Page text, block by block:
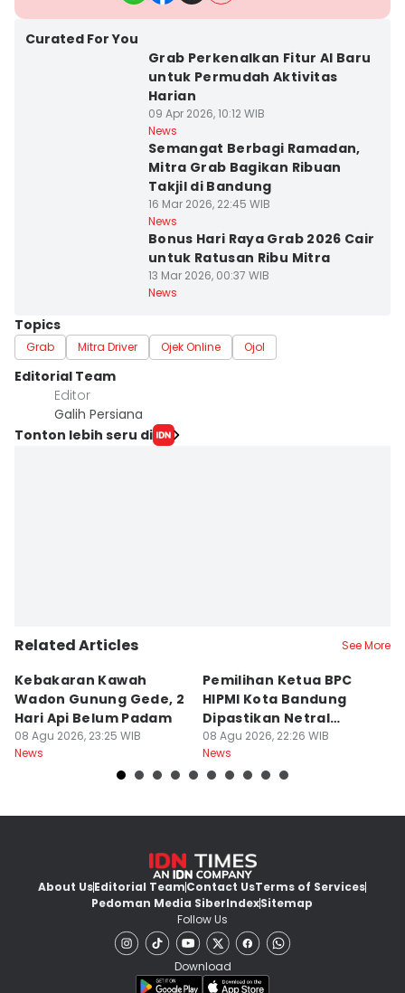
Curated For You
Grab Perkenalkan Fitur AI Baru
untuk Permudah Aktivitas
Harian
09 Apr 2026, 10:12 WIB
News
Semangat Berbagi Ramadan,
Mitra Grab Bagikan Ribuan
Takjil di Bandung
16 Mar 2026, 22:45 WIB
News
Bonus Hari Raya Grab 2026 Cair
untuk Ratusan Ribu Mitra
13 Mar 2026, 00:37 WIB
News
Topics
Grab Mitra Driver Ojek Online Ojol
Editorial Team
Editor
Galih Persiana
Tonton lebih seru di
Related Articles See More
Kebakaran Kawah
Wadon Gunung Gede, 2
Hari Api Belum Padam
08 Agu 2026, 23:25 WIB
News
Pemilihan Ketua BPC
HIPMI Kota Bandung
Dipastikan Netral
Tanpa Tekanan
08 Agu 2026, 22:26 WIB
News
About UsEditorial TeamContact UsTerms of Services
Pedoman Media SiberIndexSitemap
Follow Us
Download